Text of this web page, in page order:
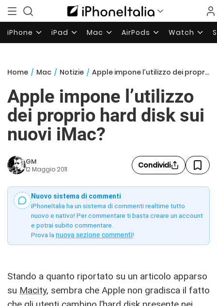
iPhone iPad Mac AirPods Watch
Home / Mac / Notizie / Apple impone l’utilizzo dei proprio hard disk sui nuovi iMac?
Apple impone l’utilizzo
dei proprio hard disk sui
nuovi iMac?
GM
12 Maggio 2011 Condividi
Nuovo sistema di commenti
iPhoneItalia ha un sistema di commenti realtime tutto
nuovo e nativo! Per commentare ti basta creare un account
e potrai subito commentare.
Prova la nuova sezione commenti!
Stando a quanto riportato su un articolo apparso
su Macity, sembra che Apple non gradisca il fatto